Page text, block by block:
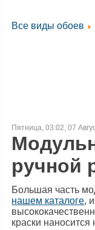
Все виды обоев
Пятница, 03:02, 07
ручной
Большая часть
нашем каталоге,
краски наносится